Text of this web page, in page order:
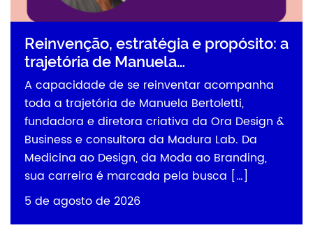
Reinvenção, estratégia e propósito: a
trajetória de Manuela…
A capacidade de se reinventar acompanha
toda a trajetória de Manuela Bertoletti,
fundadora e diretora criativa da Ora Design &
Business e consultora da Madura Lab. Da
Medicina ao Design, da Moda ao Branding,
sua carreira é marcada pela busca […]
5 de agosto de 2026